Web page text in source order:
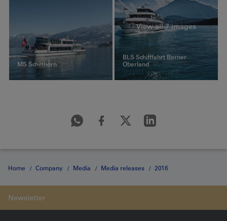
MS Schilthorn
BLS Schifffahrt Berner
Oberland
View all 7 images
Home Company Media Media releases 2016